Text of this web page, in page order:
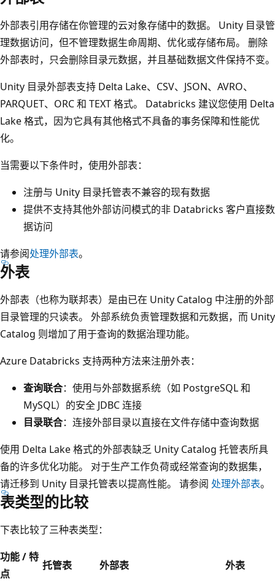
外部表引用存储在你管理的云对象存储中的数据。 Unity 目录管
理数据访问，但不管理数据生命周期、优化或存储布局。 删除
外部表时，只会删除目录元数据，并且基础数据文件保持不变。
Unity 目录外部表支持 Delta Lake、CSV、JSON、AVRO、
PARQUET、ORC 和 TEXT 格式。 Databricks 建议您使用 Delta
Lake 格式，因为它具有其他格式不具备的事务保障和性能优
化。
当需要以下条件时，使用外部表：
注册与 Unity 目录托管表不兼容的现有数据
提供不支持其他外部访问模式的非 Databricks 客户直接数
据访问
请参阅处理外部表。
外表
外部表（也称为联邦表）是由已在 Unity Catalog 中注册的外部
目录管理的只读表。 外部系统负责管理数据和元数据，而 Unity
Catalog 则增加了用于查询的数据治理功能。
Azure Databricks 支持两种方法来注册外表：
查询联合：使用与外部数据系统（如 PostgreSQL 和
MySQL）的安全 JDBC 连接
目录联合：连接外部目录以直接在文件存储中查询数据
使用 Delta Lake 格式的外部表缺乏 Unity Catalog 托管表所具
备的许多优化功能。 对于生产工作负荷或经常查询的数据集，
请迁移到 Unity 目录托管表以提高性能。 请参阅 处理外部表。
表类型的比较
下表比较了三种表类型：
功能 / 特
点
托管表 外部表
外表